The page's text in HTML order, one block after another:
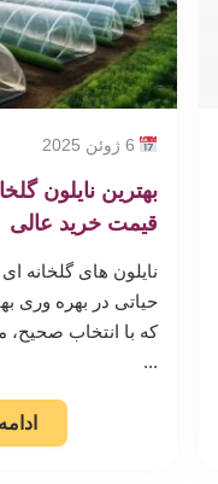
بهترین نایلون
قیمت خرید عالی
نایلون های گلخانه
حیاتی در بهره وری
که با انتخاب
...